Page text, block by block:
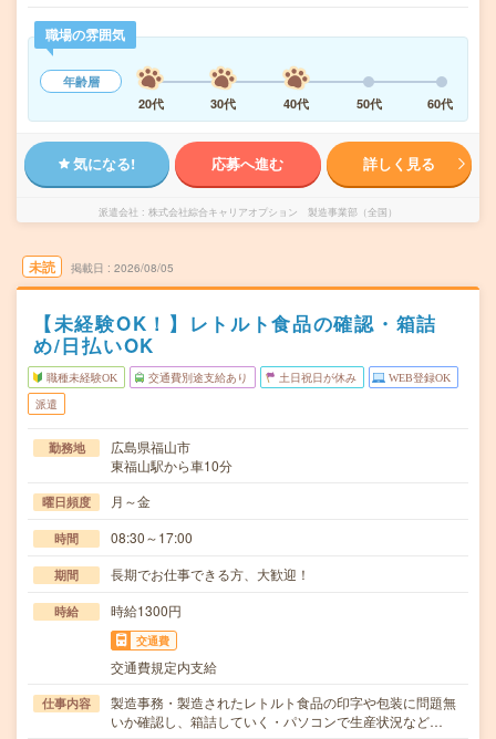
職場の雰囲気
年齢層
20代
30代 40代 50代 60代
気になる! 応募へ進む 詳しく見る
派遣会社 株式会社綜合キャリアオプション 製造事業部（全国）
未読 掲載日 2026/08/05
【未経験OK！】レトルト食品の確認・箱詰
め/日払いOK
職種未経験OK 交通費別途支給あり 土日祝日が休み WEB登録OK
派遣
勤務地
広島県福山市
東福山駅から車10分
曜日頻度 月～金
時間 08:30～17:00
期間 長期でお仕事できる方、大歓迎！
時給 時給1300円
交通費
交通費規定内支給
仕事内容
製造事務・製造されたレトルト食品の印字や包装に問題無
いか確認し、箱詰していく・パソコンで生産状況など…